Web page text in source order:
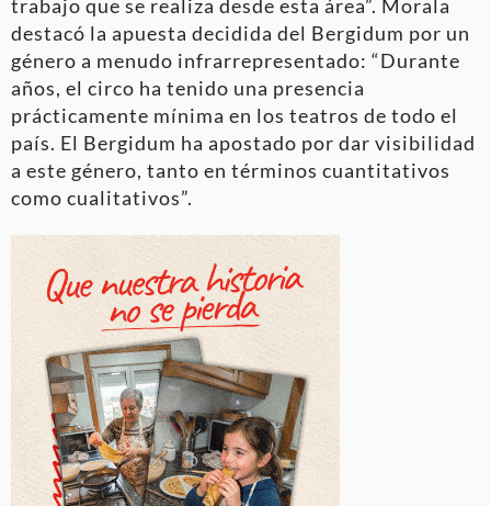
trabajo que se realiza desde esta área”. Morala
destacó la apuesta decidida del Bergidum por un
género a menudo infrarrepresentado: “Durante
años, el circo ha tenido una presencia
prácticamente mínima en los teatros de todo el
país. El Bergidum ha apostado por dar visibilidad
a este género, tanto en términos cuantitativos
como cualitativos”.